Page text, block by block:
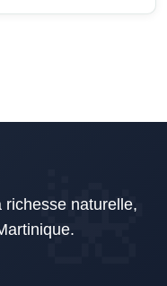
richesse naturelle,